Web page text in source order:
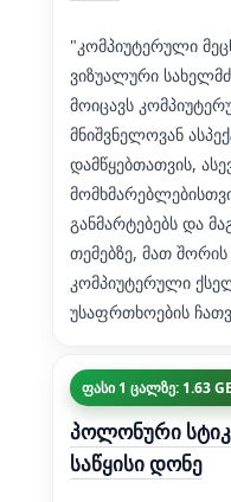
"კომპიუტერული
ვიზუალური
მოიცავს
მნიშვნელოვან
დამწყებთათვის,
განმარტებებს და
თემებზე, მათ
კომპიუტერული
უსაფრთხოების
ფასი 1 ცალზე: 1.63
პოლონური
საწყისი დონე